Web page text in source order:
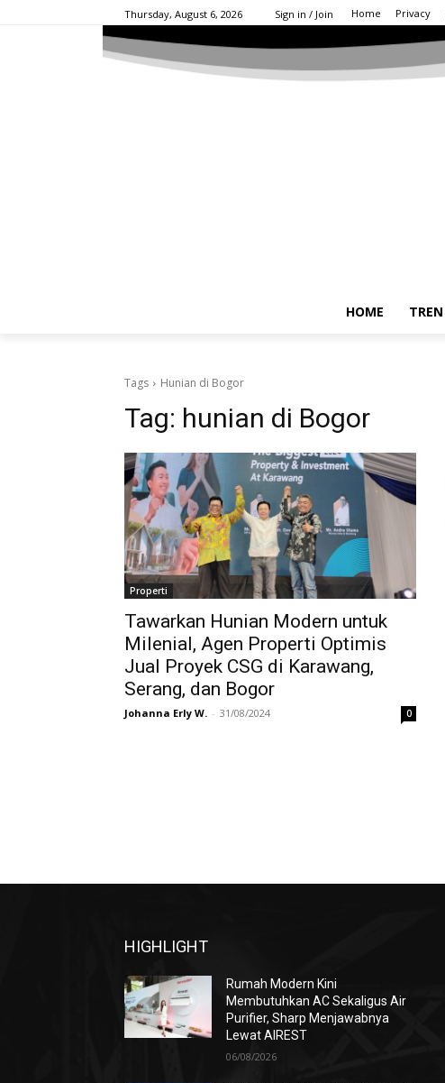
Thursday, August 6, 2026 Sign in / Join Home Privacy
HOME TREN
Tags Hunian di Bogor
Tag: hunian di Bogor
Properti
Tawarkan Hunian Modern untuk
Milenial, Agen Properti Optimis
Jual Proyek CSG di Karawang,
Serang, dan Bogor
Johanna Erly W. - 31/08/2024 0
HIGHLIGHT
Rumah Modern Kini
Membutuhkan AC Sekaligus Air
Purifier, Sharp Menjawabnya
Lewat AIREST
06/08/2026